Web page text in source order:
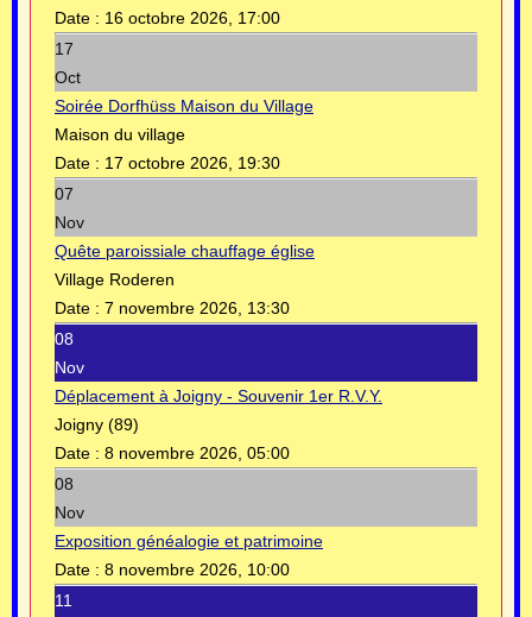
Date : 16 octobre 2026, 17:00
17
Oct
Soirée Dorfhüss Maison du Village
Maison du village
Date : 17 octobre 2026, 19:30
07
Nov
Quête paroissiale chauffage église
Village Roderen
Date : 7 novembre 2026, 13:30
08
Nov
Déplacement à Joigny - Souvenir 1er R.V.Y.
Joigny (89)
Date : 8 novembre 2026, 05:00
08
Nov
Exposition généalogie et patrimoine
Date : 8 novembre 2026, 10:00
11